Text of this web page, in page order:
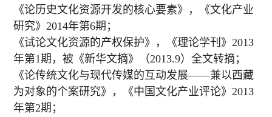
《论历史文化资源开发的核心要素》，《文化产业
研究》2014年第6期；
《试论文化资源的产权保护》，《理论学刊》2013
年第1期，被《新华文摘》（2013.9）全文转摘；
《论传统文化与现代传媒的互动发展——兼以西藏
为对象的个案研究》，《中国文化产业评论》2013
年第2期；